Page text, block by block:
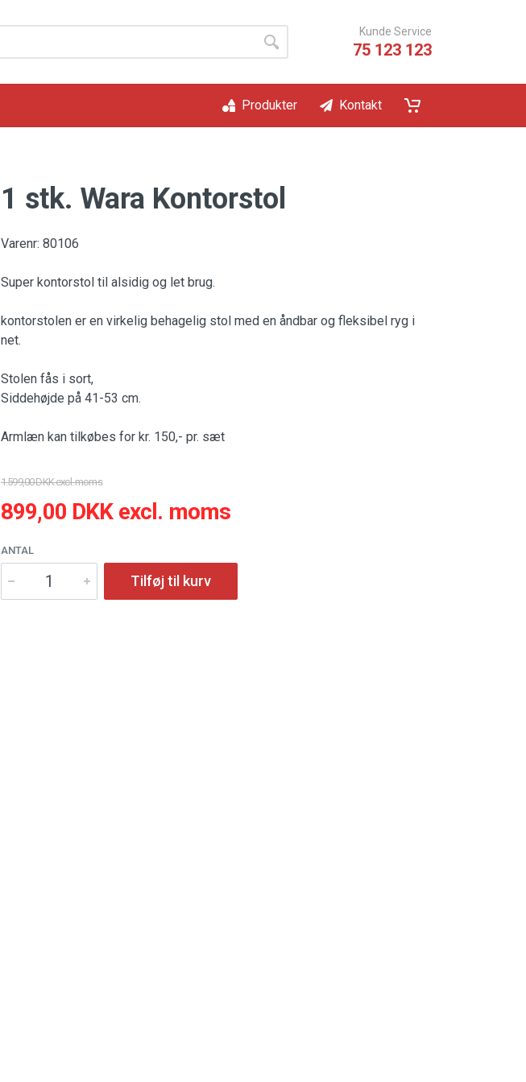
Kunde Service
75 123 123
Produkter Kontakt
1 stk. Wara Kontorstol
Varenr: 80106
Super kontorstol til alsidig og let brug.
kontorstolen er en virkelig behagelig stol med en åndbar og fleksibel ryg i
net.
Stolen fås i sort,
Siddehøjde på 41-53 cm.
Armlæn kan tilkøbes for kr. 150,- pr. sæt
1.599,00 DKK excl. moms
899,00 DKK excl. moms
ANTAL
Tilføj til kurv